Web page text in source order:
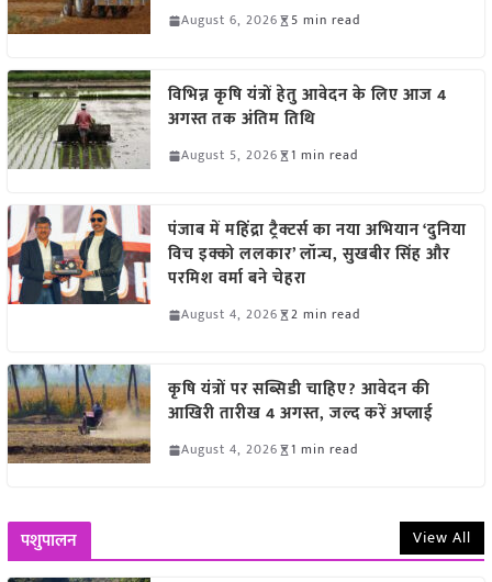
August 6, 2026 5 min read
विभिन्न कृषि यंत्रों हेतु आवेदन के लिए आज 4
अगस्त तक अंतिम तिथि
August 5, 2026 1 min read
पंजाब में महिंद्रा ट्रैक्टर्स का नया अभियान ‘दुनिया
विच इक्को ललकार’ लॉन्च, सुखबीर सिंह और
परमिश वर्मा बने चेहरा
August 4, 2026 2 min read
कृषि यंत्रों पर सब्सिडी चाहिए? आवेदन की
आखिरी तारीख 4 अगस्त, जल्द करें अप्लाई
August 4, 2026 1 min read
पशुपालन View All